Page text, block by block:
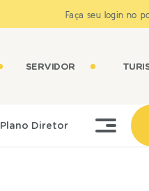
Faça seu login no
SERVIDOR
Plano Diretor